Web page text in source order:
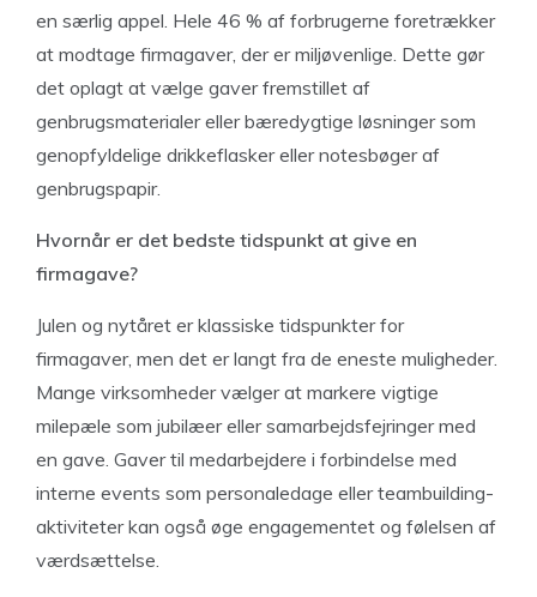
en særlig appel. Hele 46 % af forbrugerne foretrækker
at modtage firmagaver, der er miljøvenlige. Dette gør
det oplagt at vælge gaver fremstillet af
genbrugsmaterialer eller bæredygtige løsninger som
genopfyldelige drikkeflasker eller notesbøger af
genbrugspapir.
Hvornår er det bedste tidspunkt at give en
firmagave?
Julen og nytåret er klassiske tidspunkter for
firmagaver, men det er langt fra de eneste muligheder.
Mange virksomheder vælger at markere vigtige
milepæle som jubilæer eller samarbejdsfejringer med
en gave. Gaver til medarbejdere i forbindelse med
interne events som personaledage eller teambuilding-
aktiviteter kan også øge engagementet og følelsen af
værdsættelse.